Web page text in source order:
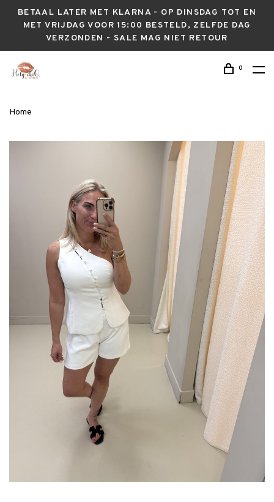
BETAAL LATER MET KLARNA - OP DINSDAG TOT EN
MET VRIJDAG VOOR 15:00 BESTELD, ZELFDE DAG
VERZONDEN - SALE MAG NIET RETOUR
0
Home